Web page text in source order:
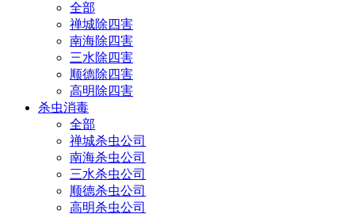
全部
禅城除四害
南海除四害
三水除四害
顺德除四害
高明除四害
杀虫消毒
全部
禅城杀虫公司
南海杀虫公司
三水杀虫公司
顺德杀虫公司
高明杀虫公司